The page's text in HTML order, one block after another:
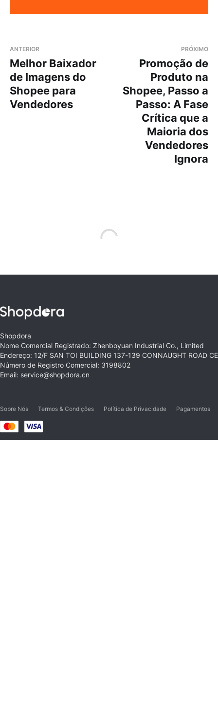
ANTERIOR
Melhor Baixador
de Imagens do
Shopee para
Vendedores
PRÓXIMO
Promoção de
Produto na
Shopee, Passo a
Passo: A Fase
Crítica que a
Maioria dos
Vendedores
Ignora
Shopdora
Nome Comercial Registrado: Zhenboyuan Industrial Co., Limited
Endereço: 12/F SAN TOI BUILDING 137-139 CONNAUGHT ROAD
Número de Registro Comercial: 3198802
Email: service@shopdora.cn
Sobre Nós Termos & Condições Política de Privacidade Pagamentos